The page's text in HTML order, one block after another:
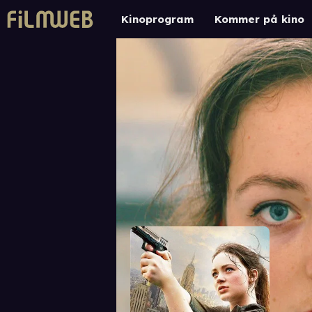
Kinoprogram Kommer på kino